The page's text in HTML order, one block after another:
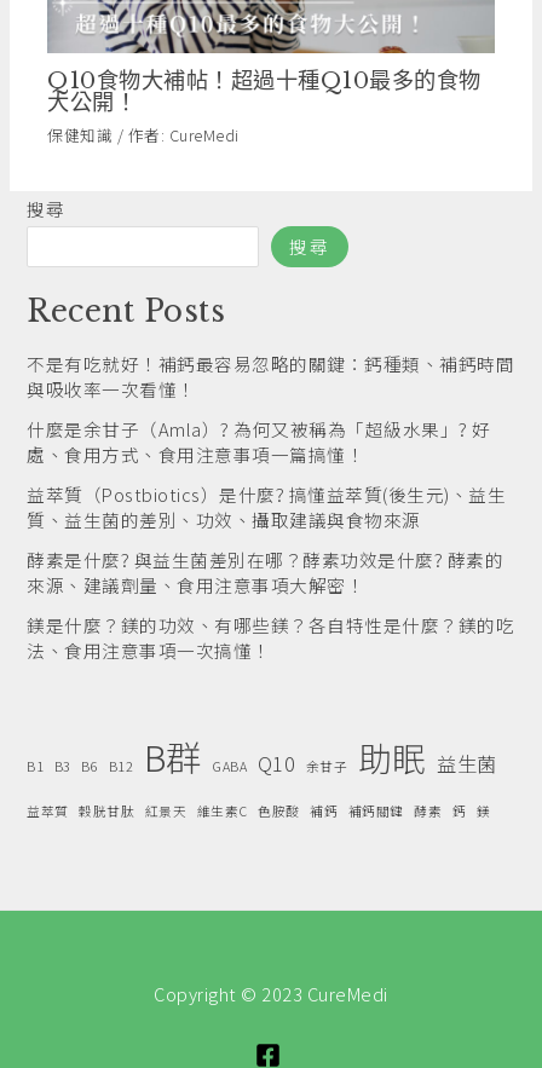
Q10食物大補帖！超過十種Q10最多的食物
大公開！
保健知識 / 作者: CureMedi
搜尋
搜尋
Recent Posts
不是有吃就好！補鈣最容易忽略的關鍵：鈣種類、補鈣時間
與吸收率一次看懂！
什麼是余甘子（Amla）? 為何又被稱為「超級水果」? 好
處、食用方式、食用注意事項一篇搞懂！
益萃質（Postbiotics）是什麼? 搞懂益萃質(後生元)、益生
質、益生菌的差別、功效、攝取建議與食物來源
酵素是什麼? 與益生菌差別在哪？酵素功效是什麼? 酵素的
來源、建議劑量、食用注意事項大解密！
鎂是什麼？鎂的功效、有哪些鎂？各自特性是什麼？鎂的吃
法、食用注意事項一次搞懂！
B1 B3 B6 B12 B群 GABA Q10 余甘子 助眠 益生菌
益萃質 穀胱甘肽 紅景天 維生素C 色胺酸 補鈣 補鈣關鍵 酵素 鈣 鎂
Copyright © 2023 CureMedi